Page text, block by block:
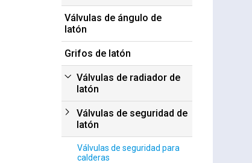
Válvulas de ángulo de
latón
Grifos de latón
Válvulas de radiador de
latón
Válvulas de seguridad de
latón
Válvulas de seguridad para
calderas